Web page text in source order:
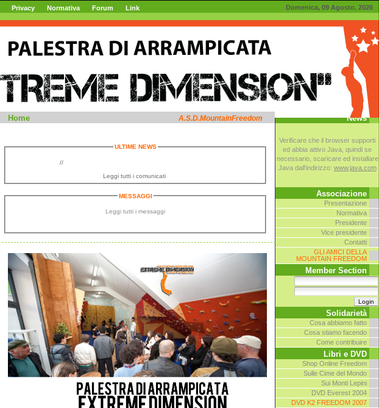
MountainFreedom web site
Privacy Normativa Forum Link Domenica, 09 Agosto, 2026
News
Verificare che il browser supporti
ed abbia attivo Java, quindi se
necessario, scaricare ed installare
Java dall'indirizzo: www.java.com
Associazione
Presentazione
Normativa
Presidente
Vice presidente
Contatti
GLI AMICI DELLA
MOUNTAIN FREEDOM
Member Section
Solidarietà
Cosa abbiamo fatto
Cosa stiamo facendo
Come contribuire
Libri e DVD
Shop Online Freedom
Sulle Cime del Mondo
Sui Monti Lepini
DVD Everest 2004
DVD K2 FREEDOM 2007
Home A.S.D.MountainFreedom
ULTIME NEWS
Leggi tutti i comunicati
MESSAGGI
Leggi tutti i messaggi